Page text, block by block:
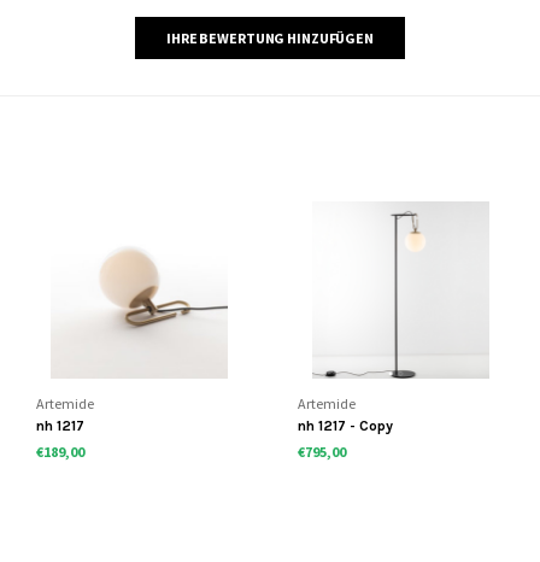
IHRE BEWERTUNG HINZUFÜGEN
Artemide
nh 1217
€189,00
Artemide
nh 1217 - Copy
€795,00